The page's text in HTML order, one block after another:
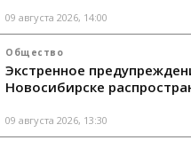
09 августа 2026, 14:00
Общество
Экстренное
Новосибирске
09 августа 2026, 13:30